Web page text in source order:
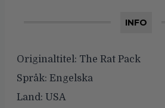
INFO
Originaltitel: The Rat Pack
Språk: Engelska
Land: USA